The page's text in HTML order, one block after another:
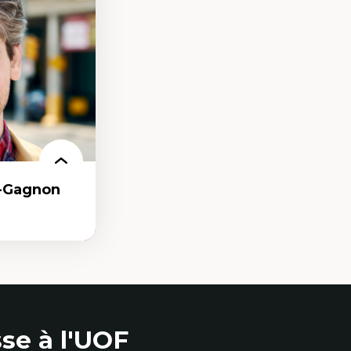
d'essais
de rapports
à l'UOF